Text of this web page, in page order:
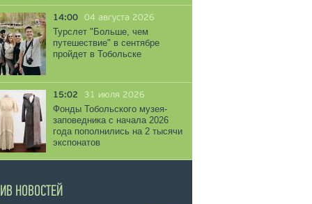
14:00 04 августа 2026
Турслет "Больше, чем
путешествие" в сентябре
пройдет в Тобольске
15:02 31 июля 2026
Фонды Тобольского музея-
заповедника с начала 2026
года пополнились на 2 тысячи
экспонатов
НОВОСТЕЙ